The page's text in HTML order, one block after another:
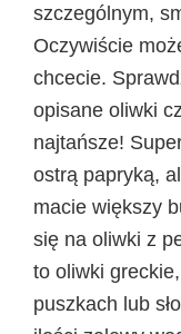
szczególnym,
Oczywiście
chcecie.
opisane oliwki
najtańsze!
ostrą papryką,
macie większy
się na oliwki z
to oliwki
puszkach lub